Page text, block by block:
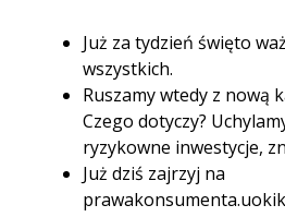
Już za tydzień święto
wszystkich.
Ruszamy wtedy z nową
Czego dotyczy?
ryzykowne inwestycje,
Już dziś zajrzyj na